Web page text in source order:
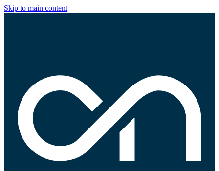
Skip to main content